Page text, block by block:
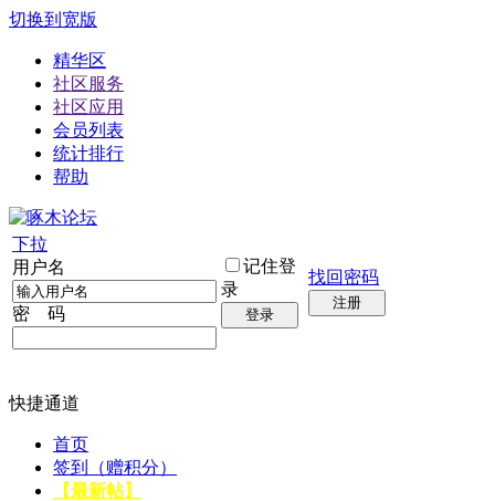
切换到宽版
精华区
社区服务
社区应用
会员列表
统计排行
帮助
下拉
用户名
密 码
记住登
录
登录
找回密码
注册
快捷通道
首页
签到（赠积分）
【最新帖】